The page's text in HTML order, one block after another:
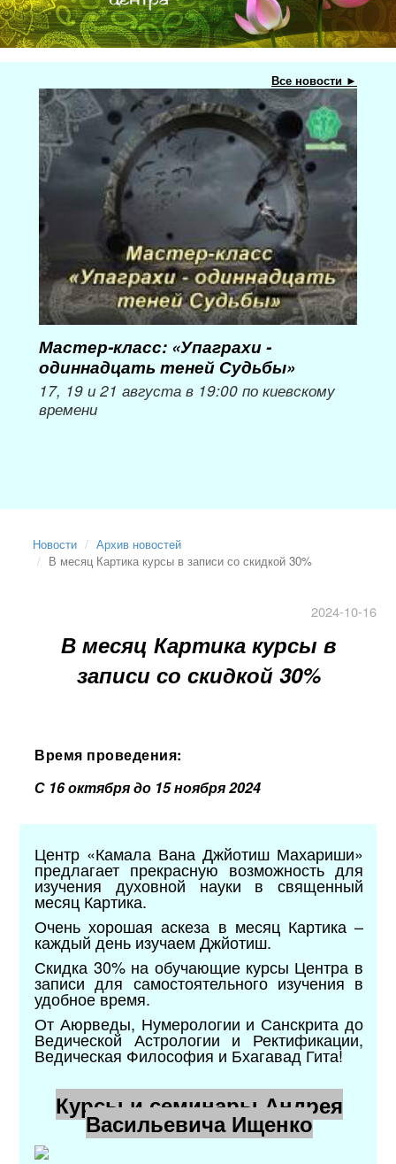
Все новости ►
Мастер-класс: «Упаграхи -
одиннадцать теней Судьбы»
17, 19 и 21 августа в 19:00 по киевскому
времени
Новости
Архив новостей
В месяц Картика курсы в записи со скидкой 30%
2024-10-16
В месяц Картика курсы в
записи со скидкой 30%
Время проведения:
С 16 октября до 15 ноября 2024
Центр «Камала Вана Джйотиш Махариши»
предлагает прекрасную возможность для
изучения духовной науки в священный
месяц Картика.
Очень хорошая аскеза в месяц Картика –
каждый день изучаем Джйотиш.
Скидка 30% на обучающие курсы Центра в
записи для самостоятельного изучения в
удобное время.
От Аюрведы, Нумерологии и Санскрита до
Ведической Астрологии и Ректификации,
Ведическая Философия и Бхагавад Гита!
Курсы и семинары Андрея
Васильевича Ищенко